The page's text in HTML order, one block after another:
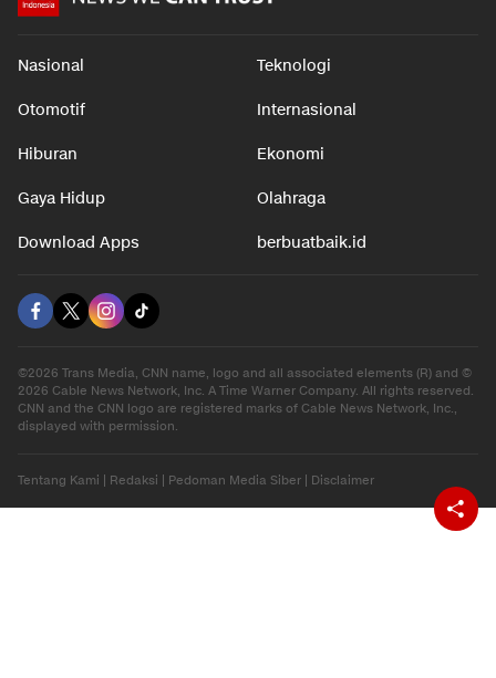
Nasional Teknologi
Otomotif Internasional
Hiburan Ekonomi
Gaya Hidup Olahraga
Download Apps berbuatbaik.id
©2026 Trans Media, CNN name, logo and all associated elements (R) and ©
2026 Cable News Network, Inc. A Time Warner Company. All rights reserved.
CNN and the CNN logo are registered marks of Cable News Network, Inc.,
displayed with permission.
Tentang Kami | Redaksi | Pedoman Media Siber | Disclaimer